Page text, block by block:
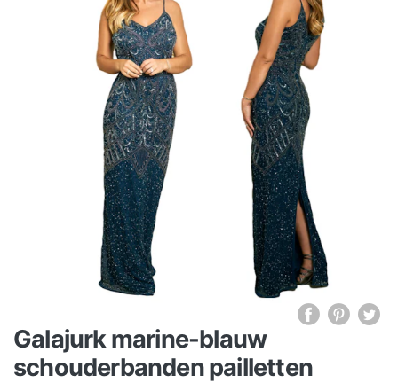
Galajurk marine-blauw
schouderbanden pailletten